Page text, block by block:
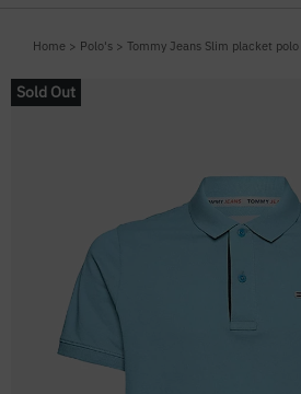
Home > Polo's > Tommy Jeans Slim placket polo
Sold Out